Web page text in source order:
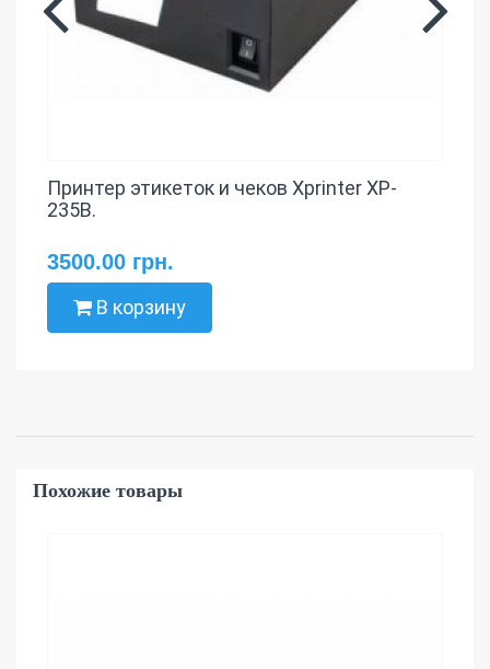
Принтер этикеток и чеков Xprinter XP-
235B.
3500.00 грн.
В корзину
Похожие товары